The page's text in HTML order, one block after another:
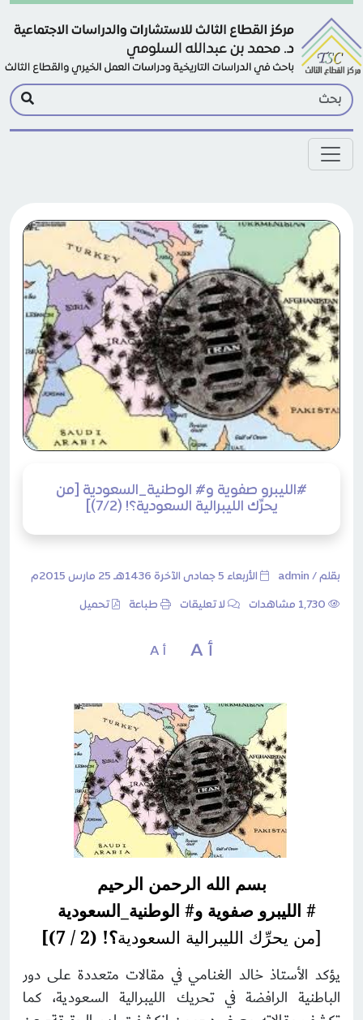
Skip to main content
#الليبرو صفوية و# الوطنية_السعودية [من
يحرِّك الليبرالية السعودية؟! (7/2)]
بقلم / admin الأربعاء 5 جمادى الآخرة 1436هـ 25 مارس 2015م
لا تعليقات طباعة تحميل
أ A أ A
بسم الله الرحمن الرحيم
# الليبرو صفوية و# الوطنية_السعودية
[من يحرِّك الليبرالية السعودية؟! (2 / 7)]
يؤكد الأستاذ خالد الغنامي في مقالات متعددة على دور
الباطنية الرافضة في تحريك الليبرالية السعودية، كما